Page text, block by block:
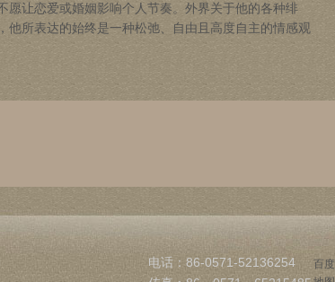
愿让恋爱或婚姻影响个人节奏。外界关于他的各种绯
他所表达的始终是一种松弛、自由且高度自主的情感观
电话：86-0571-52136254
百度